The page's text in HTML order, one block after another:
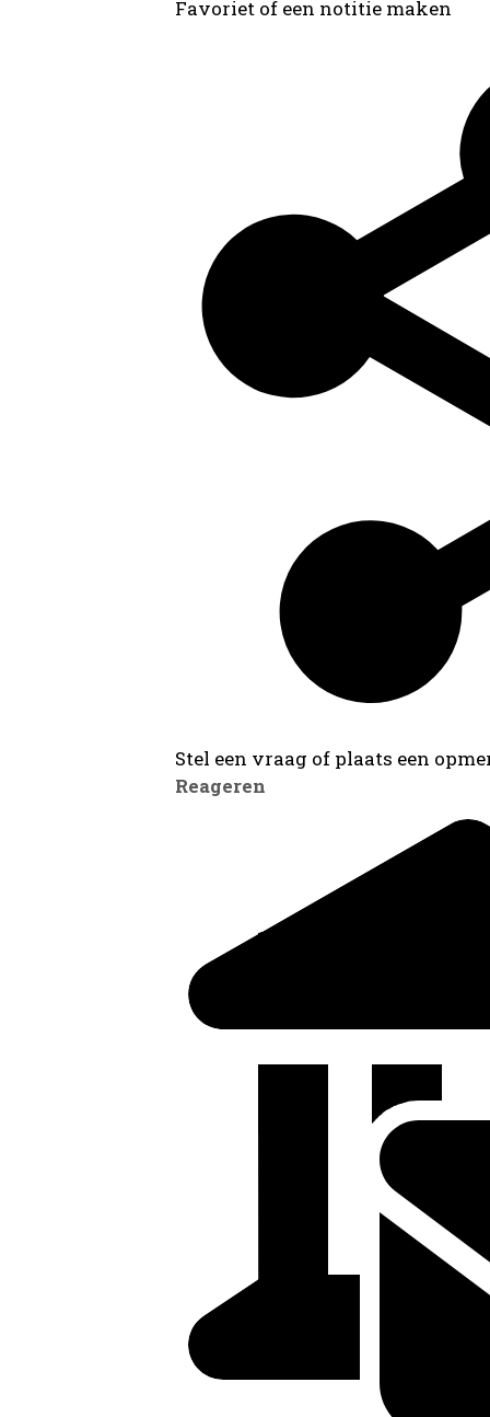
Favoriet of een notitie maken
Stel een vraag of plaats een
Reageren